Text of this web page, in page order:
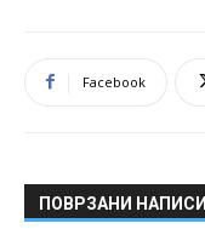
Facebook
ПОВРЗАНИ НАПИСИ